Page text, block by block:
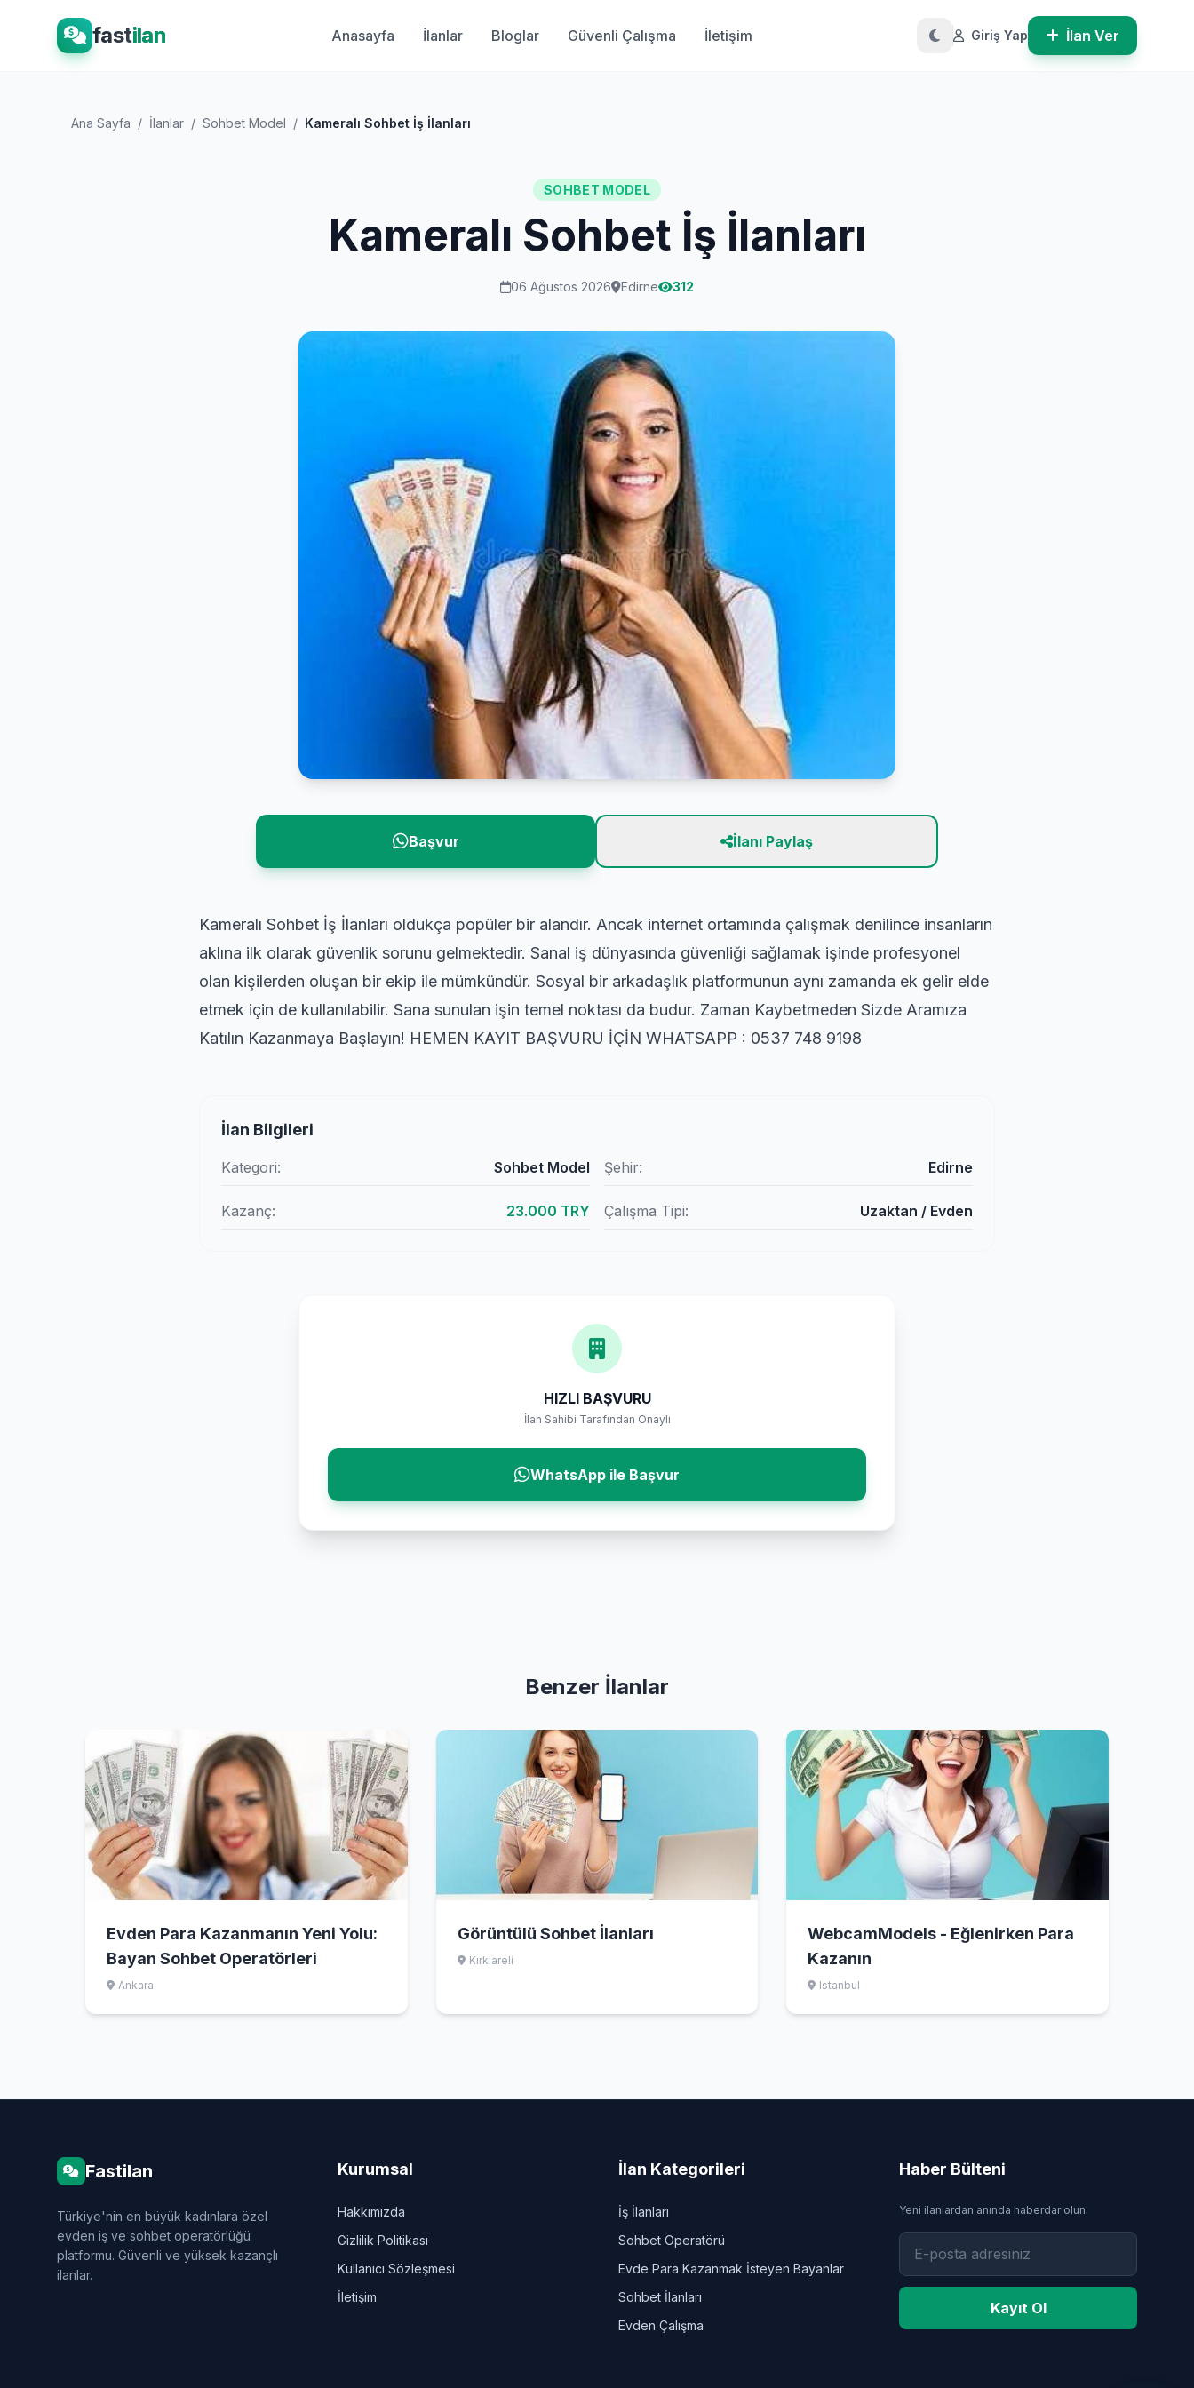
fastilan Anasayfa İlanlar Bloglar Güvenli Çalışma İletişim Giriş Yap İlan Ver
Ana Sayfa / İlanlar / Sohbet Model / Kameralı Sohbet İş İlanları
SOHBET MODEL
Kameralı Sohbet İş İlanları
06 Ağustos 2026 Edirne 312
Başvur İlanı Paylaş
Kameralı Sohbet İş İlanları oldukça popüler bir alandır. Ancak internet ortamında çalışmak denilince insanların
aklına ilk olarak güvenlik sorunu gelmektedir. Sanal iş dünyasında güvenliği sağlamak işinde profesyonel
olan kişilerden oluşan bir ekip ile mümkündür. Sosyal bir arkadaşlık platformunun aynı zamanda ek gelir elde
etmek için de kullanılabilir. Sana sunulan işin temel noktası da budur. Zaman Kaybetmeden Sizde Aramıza
Katılın Kazanmaya Başlayın! HEMEN KAYIT BAŞVURU İÇİN WHATSAPP : 0537 748 9198
İlan Bilgileri
Kategori: Sohbet Model Şehir: Edirne
Kazanç: 23.000 TRY Çalışma Tipi: Uzaktan / Evden
HIZLI BAŞVURU
İlan Sahibi Tarafından Onaylı
WhatsApp ile Başvur
Benzer İlanlar
Evden Para Kazanmanın Yeni Yolu:
Bayan Sohbet Operatörleri
Ankara
Görüntülü Sohbet İlanları
Kırklareli
WebcamModels - Eğlenirken Para
Kazanın
Istanbul
Fastilan
Türkiye'nin en büyük kadınlara özel
evden iş ve sohbet operatörlüğü
platformu. Güvenli ve yüksek kazançlı
ilanlar.
Kurumsal
Hakkımızda
Gizlilik Politikası
Kullanıcı Sözleşmesi
İletişim
İlan Kategorileri
İş İlanları
Sohbet Operatörü
Evde Para Kazanmak İsteyen Bayanlar
Sohbet İlanları
Evden Çalışma
Haber Bülteni
Yeni ilanlardan anında haberdar olun.
Kayıt Ol